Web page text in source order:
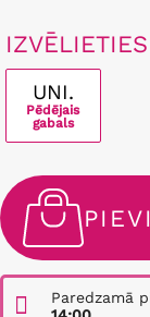
UNI.
Pēdējais
gabals
Paredzamā